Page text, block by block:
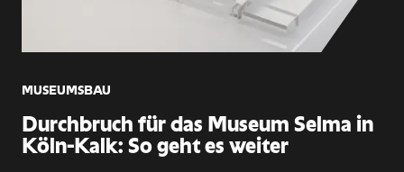
MUSEUMSBAU
Durchbruch für das Museum Selma in
Köln-Kalk: So geht es weiter